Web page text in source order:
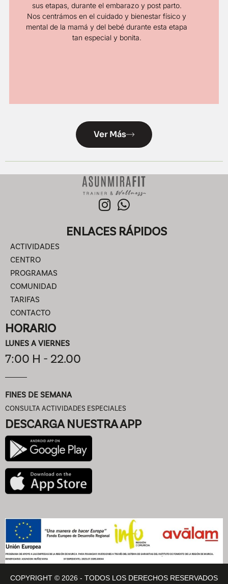
sus etapas, durante el embarazo y post parto.
Nos centrámos en el cuidado y bienestar físico y
mental de la mamá y del bebé durante esta etapa
tan especial y bonita.
Ver Más
ENLACES RÁPIDOS
ACTIVIDADES
CENTRO
PROGRAMAS
COMUNIDAD
TARIFAS
CONTACTO
HORARIO
LUNES A VIERNES
7:00 H - 22.00
FINES DE SEMANA
CONSULTA ACTIVIDADES ESPECIALES
DESCARGA NUESTRA APP
COPYRIGHT © 2026 - TODOS LOS DERECHOS RESERVADOS